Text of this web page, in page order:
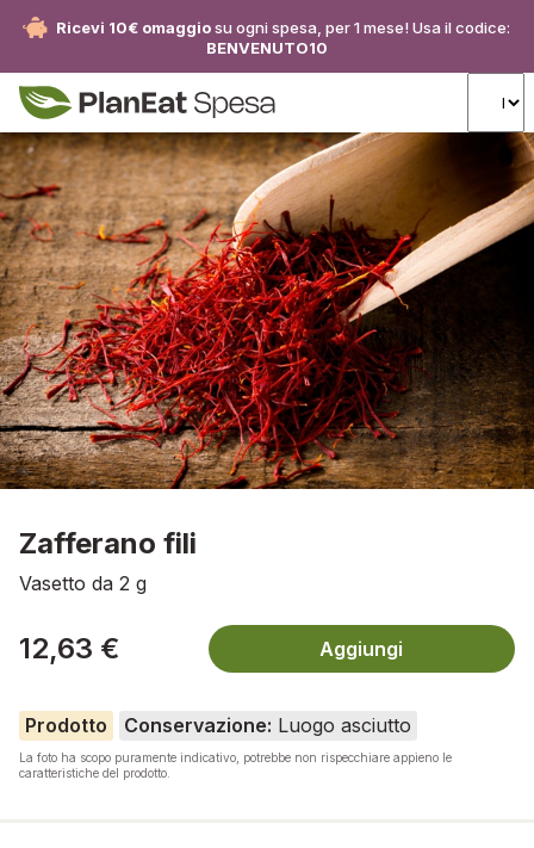
Ricevi 10€ omaggiosu ogni spesa, per 1 mese! Usa il codice:
BENVENUTO10
Zafferano fili
Vasetto da 2 g
12,63 € Aggiungi
Prodotto Conservazione: Luogo asciutto
La foto ha scopo puramente indicativo, potrebbe non rispecchiare appieno le
caratteristiche del prodotto.